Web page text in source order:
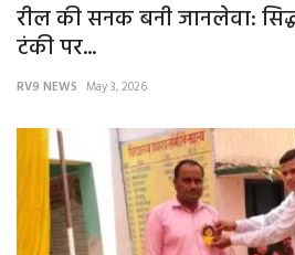
रील की सनक बनी जानलेवा:
टंकी पर...
RV9 NEWS May 3, 2026